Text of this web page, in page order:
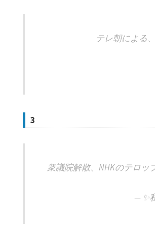
テレ朝による
3
衆議院解散、NHKのテロ
— ✨